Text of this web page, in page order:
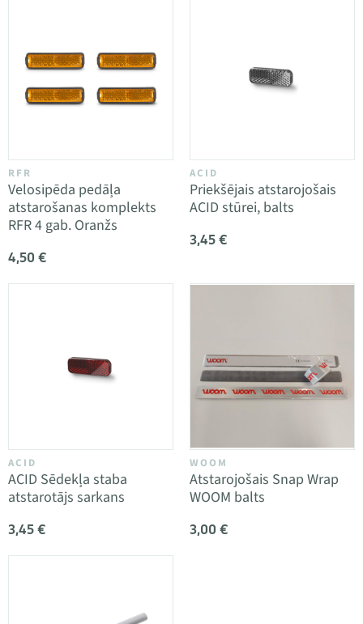
RFR
Velosipēda pedāļa
atstarošanas komplekts
RFR 4 gab. Oranžs
4,50 €
ACID
Priekšējais atstarojošais
ACID stūrei, balts
3,45 €
ACID
ACID Sēdekļa staba
atstarotājs sarkans
3,45 €
WOOM
Atstarojošais Snap Wrap
WOOM balts
3,00 €